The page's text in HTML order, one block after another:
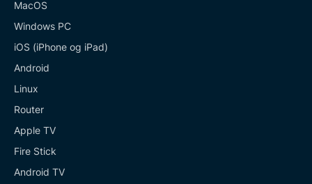
MacOS
Windows PC
iOS (iPhone og iPad)
Android
Linux
Router
Apple TV
Fire Stick
Android TV